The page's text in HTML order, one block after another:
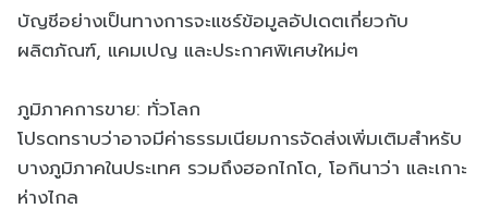
บัญชีอย่างเป็นทางการจะแชร์ข้อมูลอัปเดตเกี่ยวกับ
ผลิตภัณฑ์, แคมเปญ และประกาศพิเศษใหม่ๆ
ภูมิภาคการขาย: ทั่วโลก
โปรดทราบว่าอาจมีค่าธรรมเนียมการจัดส่งเพิ่มเติมสำหรับ
บางภูมิภาคในประเทศ รวมถึงฮอกไกโด, โอกินาว่า และเกาะ
ห่างไกล